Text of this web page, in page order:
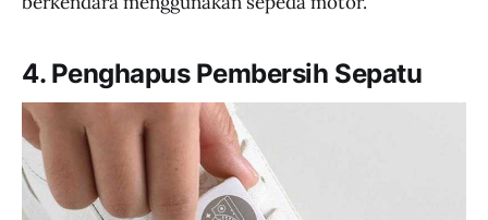
4. Penghapus Pembersih Sepatu